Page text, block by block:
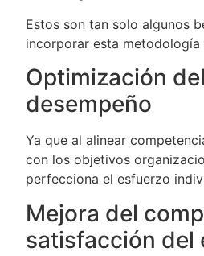
Estos son tan solo algunos
incorporar esta metodología
Optimización del
desempeño
Ya que al alinear
con los objetivos
perfecciona el esfuerzo
Mejora del
satisfacción del